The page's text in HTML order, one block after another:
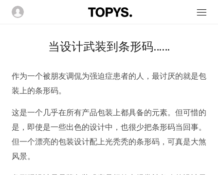
当设计武装到条形码……
作为一个被朋友调侃为强迫症患者的人，最讨厌的就是包
装上的条形码。
这是一个几乎在所有产品包装上都具备的元素。但可惜的
是，即使是一些出色的设计中，也很少把条形码当回事。
但一个漂亮的包装设计配上光秃秃的条形码，可真是大煞
风景。